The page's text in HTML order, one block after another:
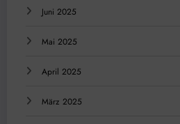
Juni 2025
Mai 2025
April 2025
März 2025